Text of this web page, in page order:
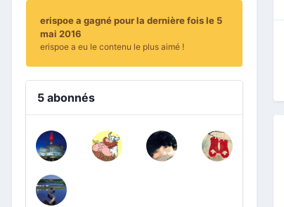
erispoe a gagné pour la dernière fois le 5
mai 2016
erispoe a eu le contenu le plus aimé !
5 abonnés